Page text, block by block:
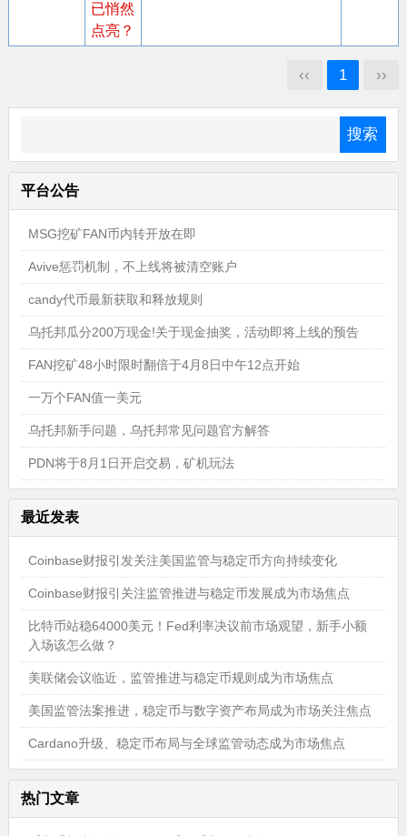
已悄然
点亮？
‹‹ 1 ››
平台公告
MSG挖矿FAN币内转开放在即
Avive惩罚机制，不上线将被清空账户
candy代币最新获取和释放规则
乌托邦瓜分200万现金!关于现金抽奖，活动即将上线的预告
FAN挖矿48小时限时翻倍于4月8日中午12点开始
一万个FAN值一美元
乌托邦新手问题，乌托邦常见问题官方解答
PDN将于8月1日开启交易，矿机玩法
最近发表
Coinbase财报引发关注美国监管与稳定币方向持续变化
Coinbase财报引关注监管推进与稳定币发展成为市场焦点
比特币站稳64000美元！Fed利率决议前市场观望，新手小额
入场该怎么做？
美联储会议临近，监管推进与稳定币规则成为市场焦点
美国监管法案推进，稳定币与数字资产布局成为市场关注焦点
Cardano升级、稳定币布局与全球监管动态成为市场焦点
热门文章